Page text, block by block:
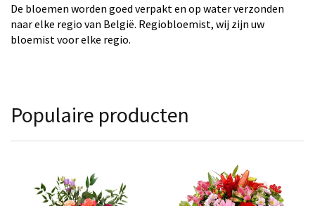
De bloemen worden goed verpakt en op water verzonden
naar elke regio van België. Regiobloemist, wij zijn uw
bloemist voor elke regio.
Populaire producten